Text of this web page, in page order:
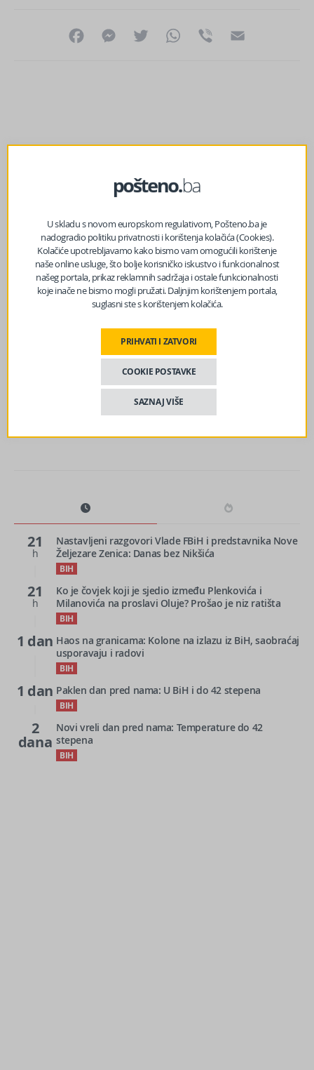
FacebookMessenger
Twitter WhatsApp
Viber
partnerstva BiH i SAD
Nestašica važnog energenta: BiH prijeti plinska kriza
21
h
Nastavljeni razgovori Vlade FBiH i predstavnika Nove
Željezare Zenica: Danas bez Nikšića
BIH
21
h
Ko je čovjek koji je sjedio između Plenkovića i
Milanovića na proslavi Oluje? Prošao je niz ratišta
BIH
1 dan Haos na granicama: Kolone na izlazu iz BiH, saobraćaj
usporavaju i radovi
BIH
1 dan Paklen dan pred nama: U BiH i do 42 stepena
BIH
2
dana
Novi vreli dan pred nama: Temperature do 42
stepena
BIH
U skladu s novom europskom regulativom, Pošteno.ba je
nadogradio politiku privatnosti i korištenja kolačića (Cookies).
Kolačiće upotrebljavamo kako bismo vam omogućili korištenje
naše online usluge, što bolje korisničko iskustvo i funkcionalnost
našeg portala, prikaz reklamnih sadržaja i ostale funkcionalnosti
koje inače ne bismo mogli pružati. Daljnjim korištenjem portala,
suglasni ste s korištenjem kolačića.
PRIHVATI I ZATVORI
COOKIE POSTAVKE
SAZNAJ VIŠE